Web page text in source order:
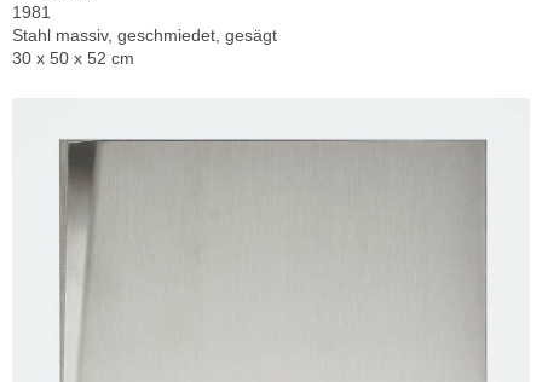
1981
Stahl massiv, geschmiedet, gesägt
30 x 50 x 52 cm